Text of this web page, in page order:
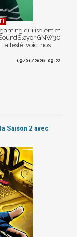
qui isolent et
GNW30
testé, voici nos
19/01/2026, 09:22
Saison 2 avec